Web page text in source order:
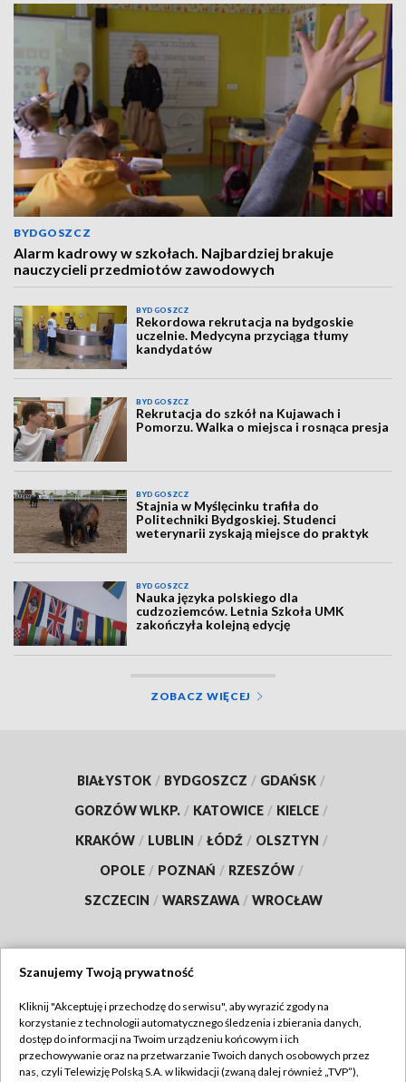
BYDGOSZCZ
Alarm kadrowy w szkołach. Najbardziej brakuje
nauczycieli przedmiotów zawodowych
BYDGOSZCZ
Rekordowa rekrutacja na bydgoskie
uczelnie. Medycyna przyciąga tłumy
kandydatów
BYDGOSZCZ
Rekrutacja do szkół na Kujawach i
Pomorzu. Walka o miejsca i rosnąca presja
BYDGOSZCZ
Stajnia w Myślęcinku trafiła do
Politechniki Bydgoskiej. Studenci
weterynarii zyskają miejsce do praktyk
BYDGOSZCZ
Nauka języka polskiego dla
cudzoziemców. Letnia Szkoła UMK
zakończyła kolejną edycję
ZOBACZ WIĘCEJ
BIAŁYSTOK / BYDGOSZCZ / GDAŃSK /
GORZÓW WLKP. / KATOWICE / KIELCE /
KRAKÓW / LUBLIN / ŁÓDŹ / OLSZTYN /
OPOLE / POZNAŃ / RZESZÓW /
SZCZECIN / WARSZAWA / WROCŁAW
TVP
Abonament TVP
Regulamin TVP
Szanujemy Twoją prywatność
Kliknij "Akceptuję i przechodzę do serwisu", aby wyrazić zgody na
korzystanie z technologii automatycznego śledzenia i zbierania danych,
dostęp do informacji na Twoim urządzeniu końcowym i ich
przechowywanie oraz na przetwarzanie Twoich danych osobowych przez
nas, czyli Telewizję Polską S.A. w likwidacji (zwaną dalej również „TVP”),